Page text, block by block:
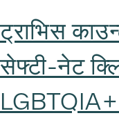
ट्राभिस
सेफ्टी-नेट
LGBTQIA+